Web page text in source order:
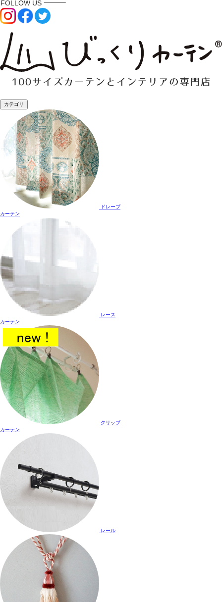
カテゴリ
ドレープ
カーテン
レース
カーテン
クリップ
カーテン
レール